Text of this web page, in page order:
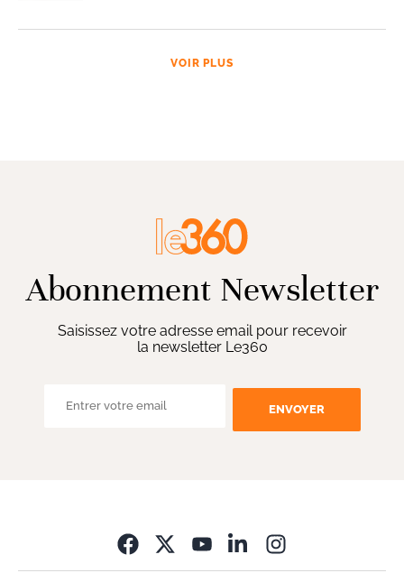
VOIR PLUS
Abonnement Newsletter
Saisissez votre adresse email pour recevoir
la newsletter Le360
ENVOYER